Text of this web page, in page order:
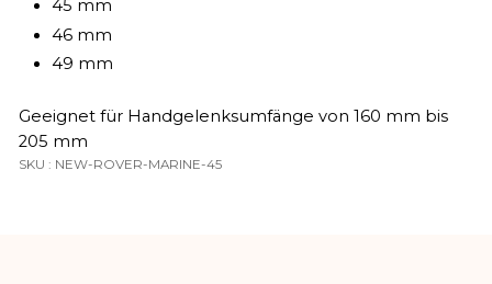
45 mm
46 mm
49 mm
Geeignet für Handgelenksumfänge von 160 mm bis
205 mm
SKU : NEW-ROVER-MARINE-45